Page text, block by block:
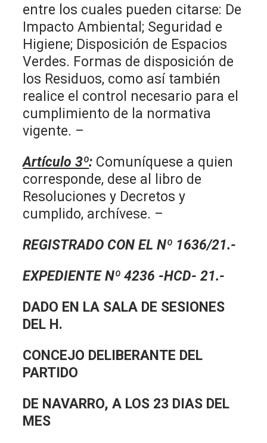
entre los cuales pueden citarse: De
Impacto Ambiental; Seguridad e
Higiene; Disposición de Espacios
Verdes. Formas de disposición de
los Residuos, como así también
realice el control necesario para el
cumplimiento de la normativa
vigente. –
Artículo 3º: Comuníquese a quien
corresponde, dese al libro de
Resoluciones y Decretos y
cumplido, archívese. –
REGISTRADO CON EL Nº 1636/21.-
EXPEDIENTE Nº 4236 -HCD- 21.-
DADO EN LA SALA DE SESIONES
DEL H.
CONCEJO DELIBERANTE DEL
PARTIDO
DE NAVARRO, A LOS 23 DIAS DEL
MES